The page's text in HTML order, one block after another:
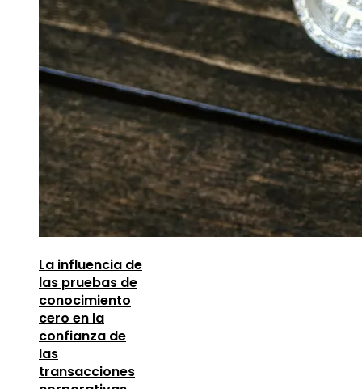
La influencia de
las pruebas de
conocimiento
cero en la
confianza de
las
transacciones